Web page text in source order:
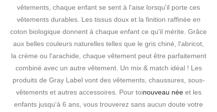
vêtements, chaque enfant se sent à l'aise lorsqu'il porte ces
vêtements durables. Les tissus doux et la finition raffinée en
coton biologique donnent à chaque enfant ce qu'il mérite. Grâce
aux belles couleurs naturelles telles que le gris chiné, l'abricot,
la crème ou l'arachide, chaque vêtement peut être parfaitement
combiné avec un autre vêtement. Un mix & match idéal ! Les
produits de Gray Label vont des vêtements, chaussures, sous-
vêtements et autres accessoires. Pour toinouveau néeet les
enfants jusqu'à 6 ans, vous trouverez sans aucun doute votre